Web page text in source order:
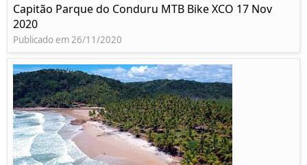
Capitão Parque do Conduru MTB Bike XCO 17 Nov
2020
Publicado em 26/11/2020